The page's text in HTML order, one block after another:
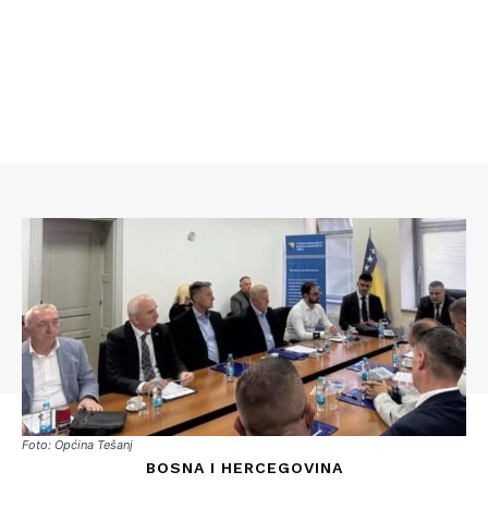
Foto: Općina Tešanj
BOSNA I HERCEGOVINA